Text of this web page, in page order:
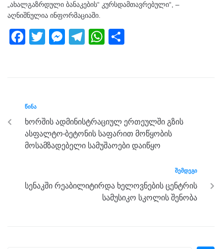
„ახალგაზრდული ბანაკების“ კურსდამთავრებული“, –
აღნიშნულია ინფორმაციაში.
F
b
o
o
k
T
M
g
er
T
m
W
p
p
ᲬᲘᲜᲐ
ხორშის ადმინისტრაციულ ერთეულში გზის
ასფალტო-ბეტონის საფარით მოწყობის
მოსამზადებელი სამუშაოები დაიწყო
ᲨᲔᲛᲓᲔᲒᲘ
სენაკში რეაბილიტირდა ხელოვნების ცენტრის
სამუსიკო სკოლის შენობა